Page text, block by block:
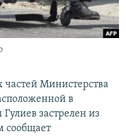
частей Министерства
в
застрелен из
сообщает